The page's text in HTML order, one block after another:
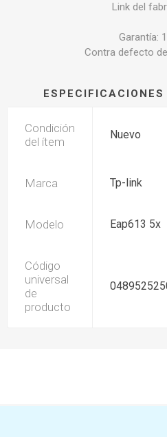
Link del
Garantía:
Contra defecto
ESPECIFICACIONES
Condición
del ítem
Nuevo
Marca Tp-link
Modelo Eap613 5x
Código
universal
de
producto